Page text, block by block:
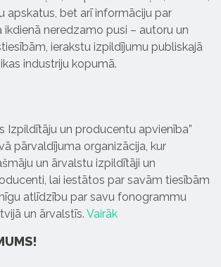
apskatus, bet arī informāciju par
ikdienā neredzamo pusi – autoru un
ierakstu izpildījumu publiskajā
industriju kopumā.
Izpildītāju un producentu apvienība”
pārvaldījuma organizācija, kur
un ārvalstu izpildītāji un
lai iestātos par savām tiesībām
atlīdzību par savu fonogrammu
un ārvalstīs. Vairāk